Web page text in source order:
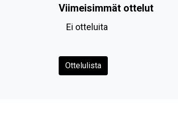
Viimeisimmät ottelut
Ei otteluita
Ottelulista